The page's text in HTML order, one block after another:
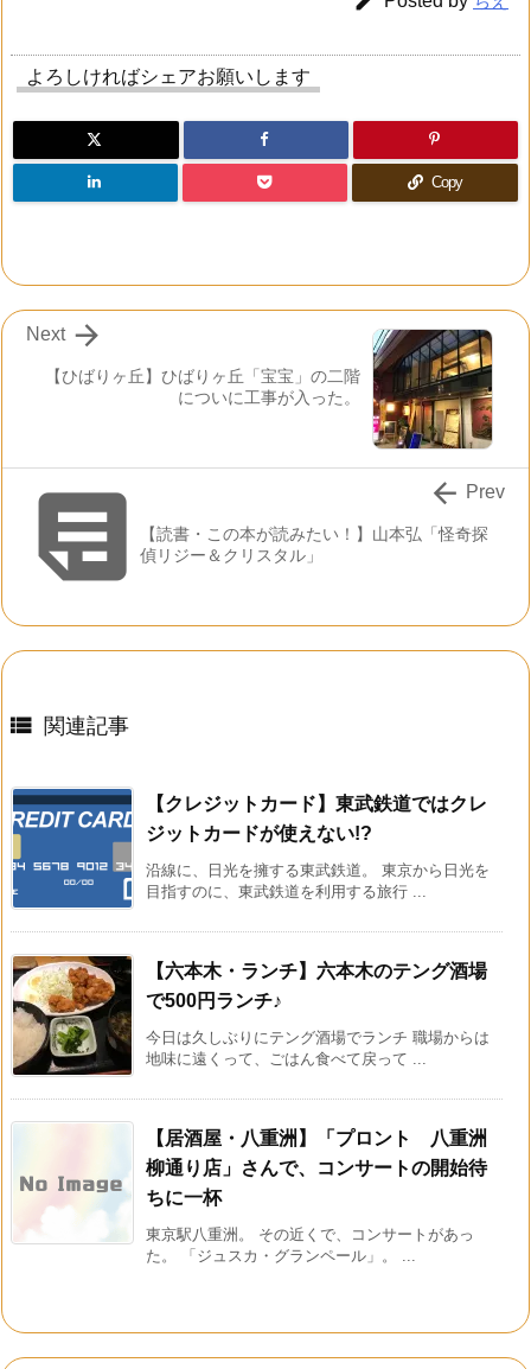
よろしければシェアお願いします
Copy
【ひばりヶ丘】ひばりヶ丘「宝宝」の二階
についに工事が入った。

Next
 【読書・この本が読みたい！】山本弘「怪奇探
偵リジー＆クリスタル」
 Prev
 関連記事
【クレジットカード】東武鉄道ではクレ
ジットカードが使えない!?
沿線に、日光を擁する東武鉄道。 東京から日光を
目指すのに、東武鉄道を利用する旅行 ...
【六本木・ランチ】六本木のテング酒場
で500円ランチ♪
今日は久しぶりにテング酒場でランチ 職場からは
地味に遠くって、ごはん食べて戻って ...
【居酒屋・八重洲】「プロント 八重洲
柳通り店」さんで、コンサートの開始待
ちに一杯
東京駅八重洲。 その近くで、コンサートがあっ
た。 「ジュスカ・グランペール」。 ...